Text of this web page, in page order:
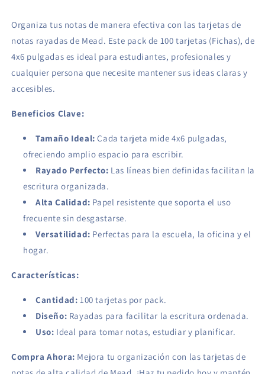
Organiza tus notas de manera efectiva con las tarjetas de
notas rayadas de Mead. Este pack de 100 tarjetas (Fichas), de
4x6 pulgadas es ideal para estudiantes, profesionales y
cualquier persona que necesite mantener sus ideas claras y
accesibles.
Beneficios Clave:
Tamaño Ideal: Cada tarjeta mide 4x6 pulgadas,
ofreciendo amplio espacio para escribir.
Rayado Perfecto: Las líneas bien definidas facilitan la
escritura organizada.
Alta Calidad: Papel resistente que soporta el uso
frecuente sin desgastarse.
Versatilidad: Perfectas para la escuela, la oficina y el
hogar.
Características:
Cantidad: 100 tarjetas por pack.
Diseño: Rayadas para facilitar la escritura ordenada.
Uso: Ideal para tomar notas, estudiar y planificar.
Compra Ahora: Mejora tu organización con las tarjetas de